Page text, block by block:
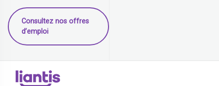
Consultez nos offres
d’emploi